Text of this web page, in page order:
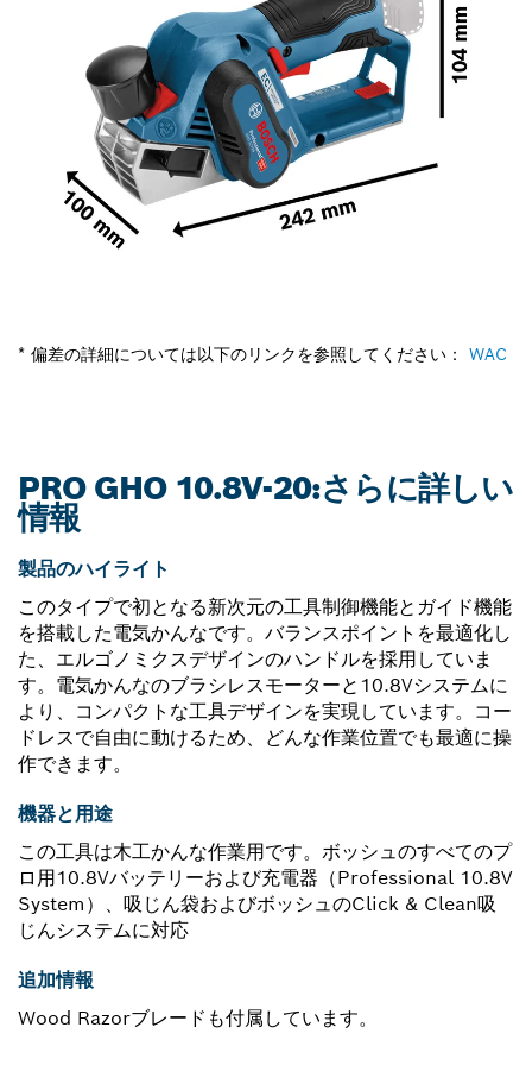
* 偏差の詳細については以下のリンクを参照してください： WAC
PRO GHO 10.8V-20:さらに詳しい
情報
製品のハイライト
このタイプで初となる新次元の工具制御機能とガイド機能
を搭載した電気かんなです。バランスポイントを最適化し
た、エルゴノミクスデザインのハンドルを採用していま
す。電気かんなのブラシレスモーターと10.8Vシステムに
より、コンパクトな工具デザインを実現しています。コー
ドレスで自由に動けるため、どんな作業位置でも最適に操
作できます。
機器と用途
この工具は木工かんな作業用です。ボッシュのすべてのプ
ロ用10.8Vバッテリーおよび充電器（Professional 10.8V
System）、吸じん袋およびボッシュのClick & Clean吸
じんシステムに対応
追加情報
Wood Razorブレードも付属しています。